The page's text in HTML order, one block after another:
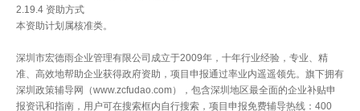
2.19.4 资助方式
本资助计划属核准类。
深圳市宏德雨企业管理有限公司成立于2009年，十年行业经验，专业、精
准、高效地帮助企业获得政府资助，项目申报通过率业内遥遥领先。旗下拥有
深圳政策辅导网（www.zcfudao.com），包含深圳地区最全面的企业补贴申
报资讯和指南，用户可在搜索框内自行搜索，项目申报免费辅导热线：400